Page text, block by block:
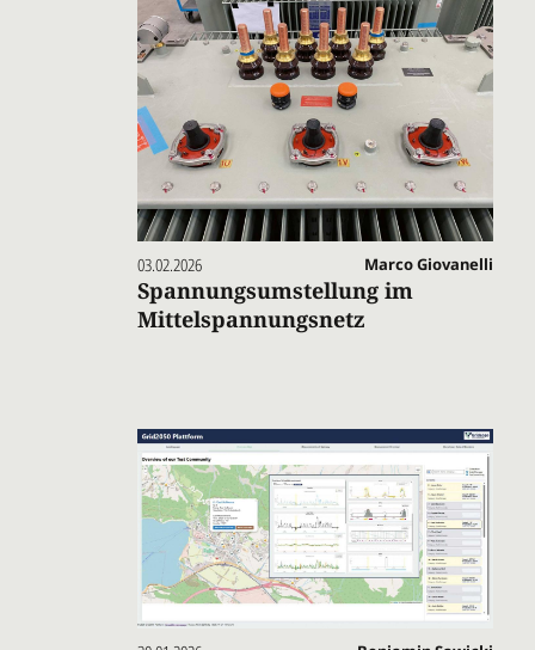
03.02.2026 Marco Giovanelli
Spannungsumstellung im
Mittelspannungsnetz